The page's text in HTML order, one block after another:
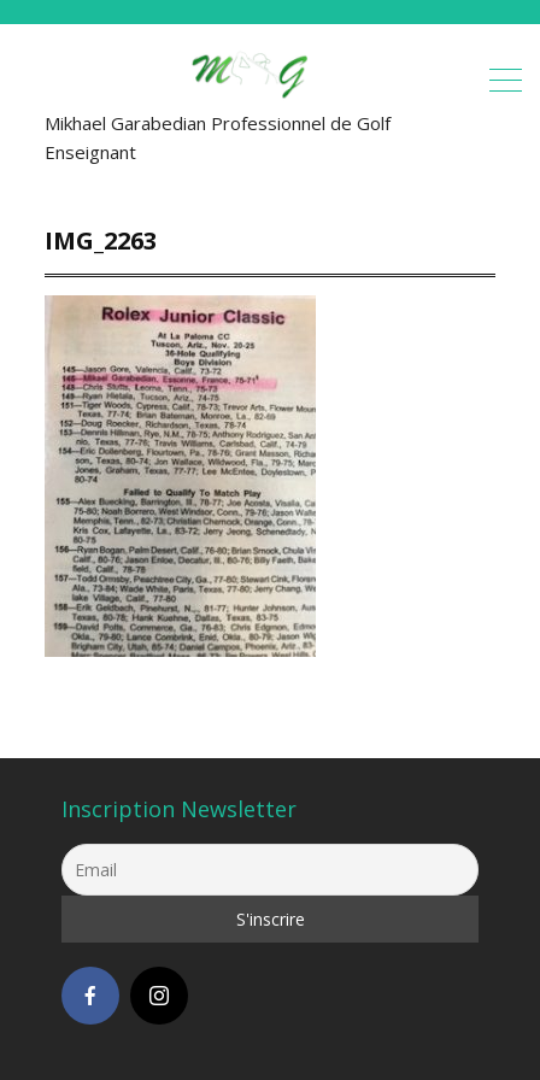
Mikhael Garabedian Professionnel de Golf
Enseignant
IMG_2263
Inscription Newsletter